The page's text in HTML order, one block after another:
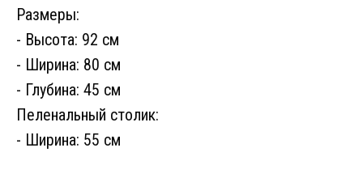
Размеры:
- Высота: 92 см
- Ширина: 80 см
- Глубина: 45 см
Пеленальный столик:
- Ширина: 55 см